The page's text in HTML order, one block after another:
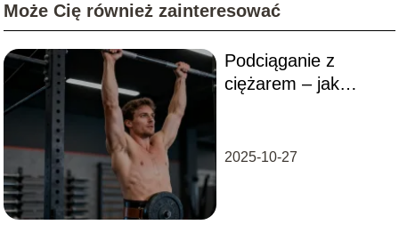
Może Cię również zainteresować
Podciąganie z
ciężarem – jak
2025-10-27